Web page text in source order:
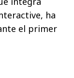
ha
el primer